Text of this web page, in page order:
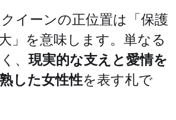
イーンの正位置は「保護
」を意味します。単なる
、現実的な支えと愛情を
した女性性を表す札で